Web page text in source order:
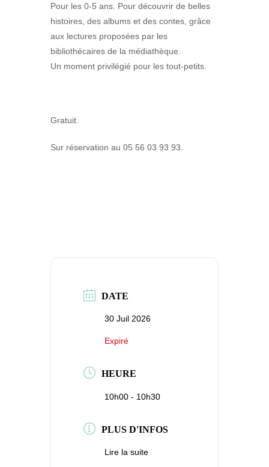
Pour les 0-5 ans. Pour découvrir de belles
histoires, des albums et des contes, grâce
aux lectures proposées par les
bibliothécaires de la médiathèque.
Un moment privilégié pour les tout-petits.
Gratuit.
Sur réservation au 05 56 03 93 93.
DATE
30 Juil 2026
Expiré
HEURE
10h00 - 10h30
PLUS D'INFOS
Lire la suite